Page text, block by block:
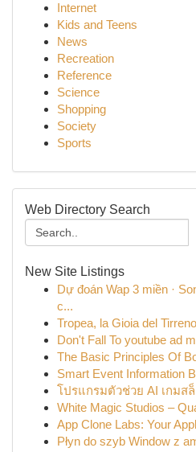
Internet
Kids and Teens
News
Recreation
Reference
Science
Shopping
Society
Sports
Web Directory Search
New Site Listings
Dự đoán Wap 3 miền ·
c...
Tropea, la Gioia del Tirreno
Don't Fall To youtube ad
The Basic Principles Of
Smart Event Information
โปรแกรมตัวช่วย AI เกมส
White Magic Studios –
App Clone Labs: Your
Płyn do szyb Window z